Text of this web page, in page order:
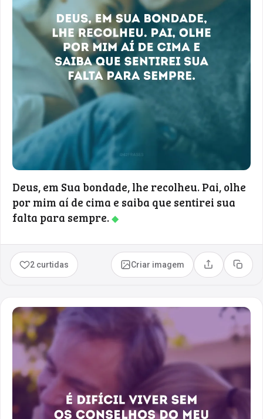
Deus, em Sua bondade, lhe recolheu. Pai, olhe
por mim aí de cima e saiba que sentirei sua
falta para sempre.◆
2 curtidas Criar imagem Compartilhar
Copiar